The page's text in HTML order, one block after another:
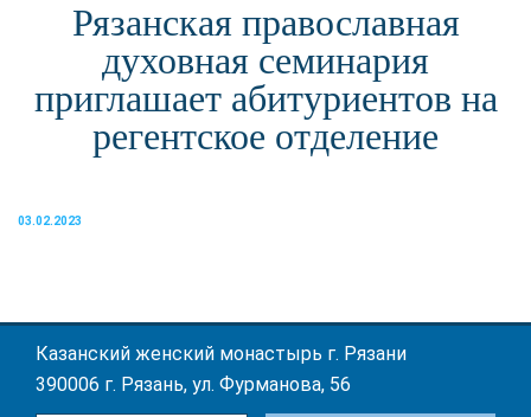
Подворье
Благотворителям
интернете
Рязанская православная
духовная семинария
приглашает абитуриентов на
регентское отделение
03.02.2023
Казанский женский монастырь г. Рязани
390006 г. Рязань, ул. Фурманова, 56